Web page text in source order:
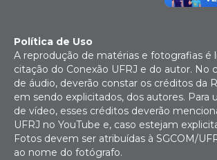
Política de Uso
A reprodução de matérias e fotografias é
citação do Conexão UFRJ e do autor. No
de áudio, deverão constar os créditos da
em sendo explicitados, dos autores. Para
de vídeo, esses créditos deverão
UFRJ no YouTube e, caso estejam
Fotos devem ser atribuídas à SGCOM/
ao nome do fotógrafo.